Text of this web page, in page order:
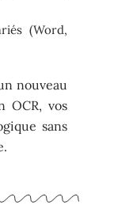
(Word,
nouveau
OCR, vos
sans